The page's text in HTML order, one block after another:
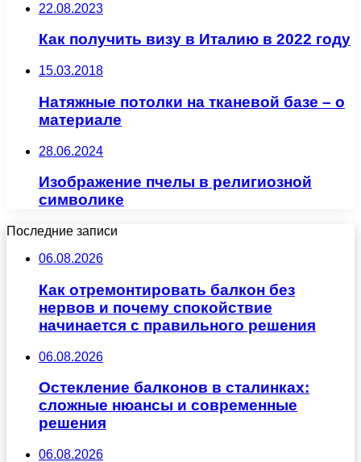
22.08.2023
Как получить визу в Италию в 2022 году
15.03.2018
Натяжные потолки на тканевой базе – о
материале
28.06.2024
Изображение пчелы в религиозной
символике
Последние записи
06.08.2026
Как отремонтировать балкон без
нервов и почему спокойствие
начинается с правильного решения
06.08.2026
Остекление балконов в сталинках:
сложные нюансы и современные
решения
06.08.2026